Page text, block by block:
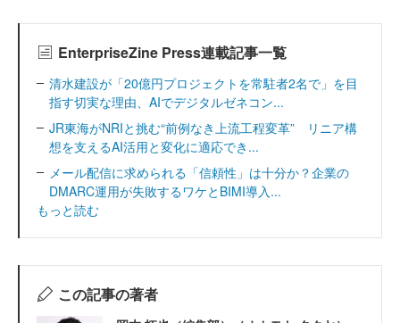
EnterpriseZine Press連載記事一覧
清水建設が「20億円プロジェクトを常駐者2名で」を目
指す切実な理由、AIでデジタルゼネコン...
JR東海がNRIと挑む“前例なき上流工程変革” リニア構
想を支えるAI活用と変化に適応でき...
メール配信に求められる「信頼性」は十分か？企業の
DMARC運用が失敗するワケとBIMI導入...
もっと読む
この記事の著者